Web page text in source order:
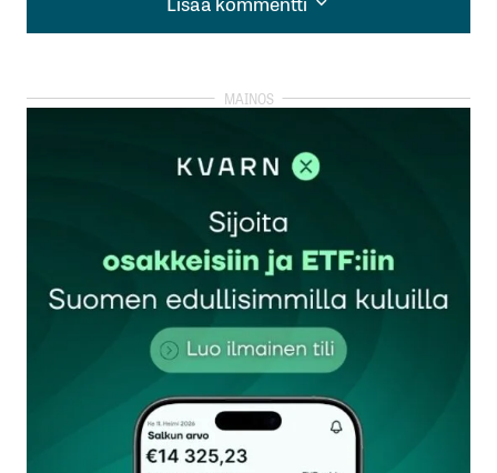
Lisää kommentti
kirjautua
rekisteröityä
Sähköpostiosoitettasi ei julkaista.Pakolliset
kentät on merkitty*
Kommentti*